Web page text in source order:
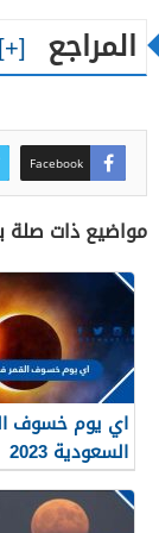
المراجع
Facebook
مواضيع ذات صلة
اي يوم خسوف
السعودية 2023